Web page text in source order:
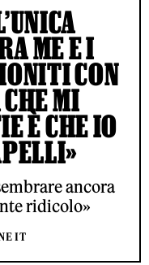
ME E I
CON
MI
È CHE IO
ancora
ridicolo»
IT